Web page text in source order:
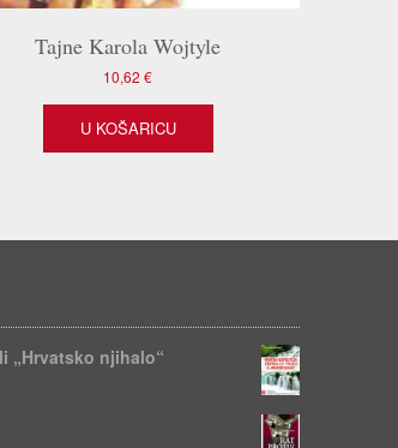
Tajne Karola Wojtyle
10,62€
U KOŠARICU
„Hrvatsko njihalo“